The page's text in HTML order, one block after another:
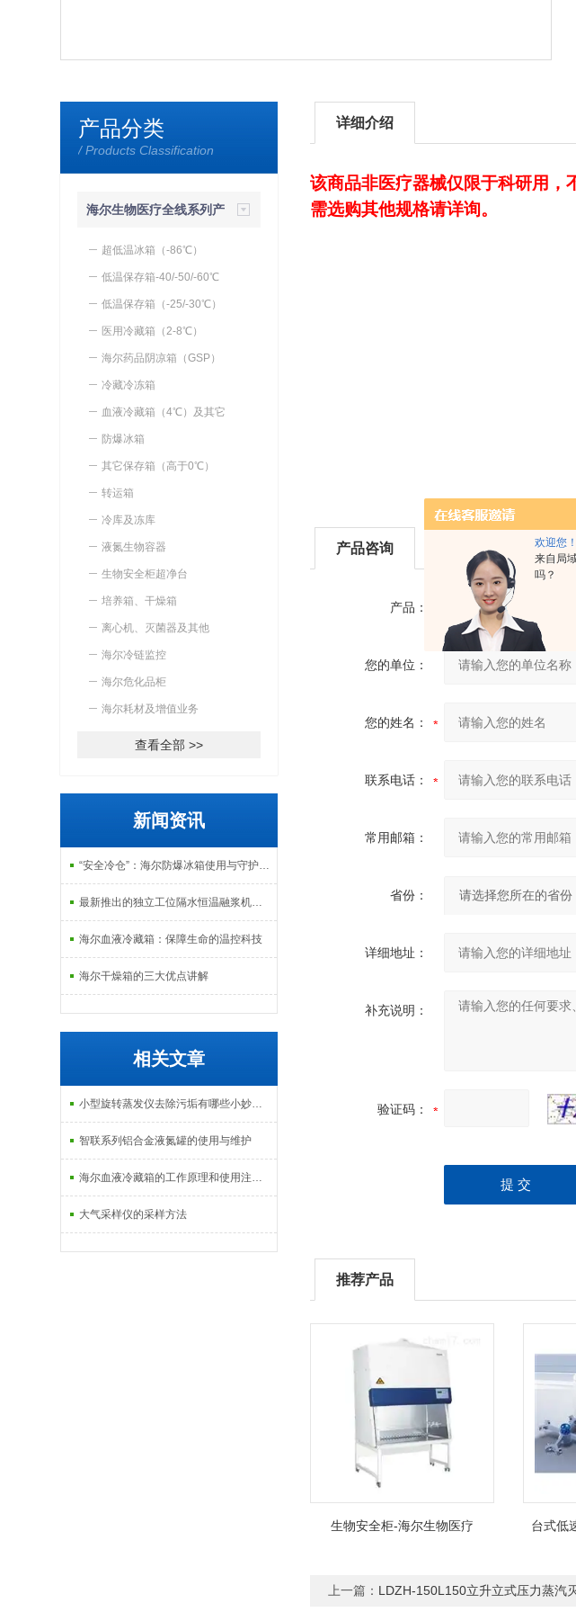
欢迎您！
来自局
吗？
产品分类
/ Products Classification
海尔生物医疗全线系列产
超低温冰箱（-86℃）
低温保存箱-40/-50/-60℃
低温保存箱（-25/-30℃）
医用冷藏箱（2-8℃）
海尔药品阴凉箱（GSP）
冷藏冷冻箱
血液冷藏箱（4℃）及其它
防爆冰箱
其它保存箱（高于0℃）
转运箱
冷库及冻库
液氮生物容器
生物安全柜超净台
培养箱、干燥箱
离心机、灭菌器及其他
海尔冷链监控
海尔危化品柜
海尔耗材及增值业务
查看全部 >>
新闻资讯
“安全冷仓”：海尔防爆冰箱使用与守护指南
最新推出的独立工位隔水恒温融浆机产品系列
海尔血液冷藏箱：保障生命的温控科技
海尔干燥箱的三大优点讲解
相关文章
小型旋转蒸发仪去除污垢有哪些小妙招呢
智联系列铝合金液氮罐的使用与维护
海尔血液冷藏箱的工作原理和使用注意事项有哪些？
大气采样仪的采样方法
详细介绍
该商品非医疗器械仅限于科研用，
需选购其他规格请详询。
产品咨询
产品：
您的单位：
您的姓名：
联系电话：
常用邮箱：
省份：
详细地址：
补充说明：
验证码：
推荐产品
生物安全柜-海尔生物医疗
台式低
上一篇： LDZH-150L150立升立式压力蒸汽